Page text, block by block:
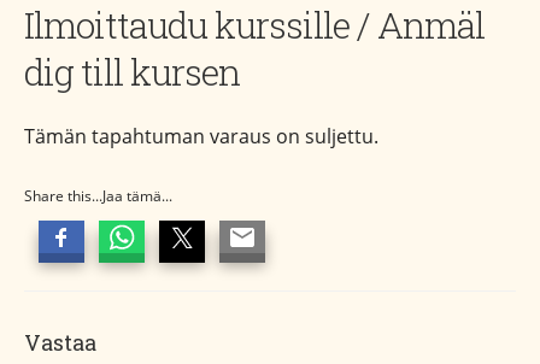
Ilmoittaudu kurssille / Anmäl
dig till kursen
Tämän tapahtuman varaus on suljettu.
Share this...Jaa tämä...
Vastaa